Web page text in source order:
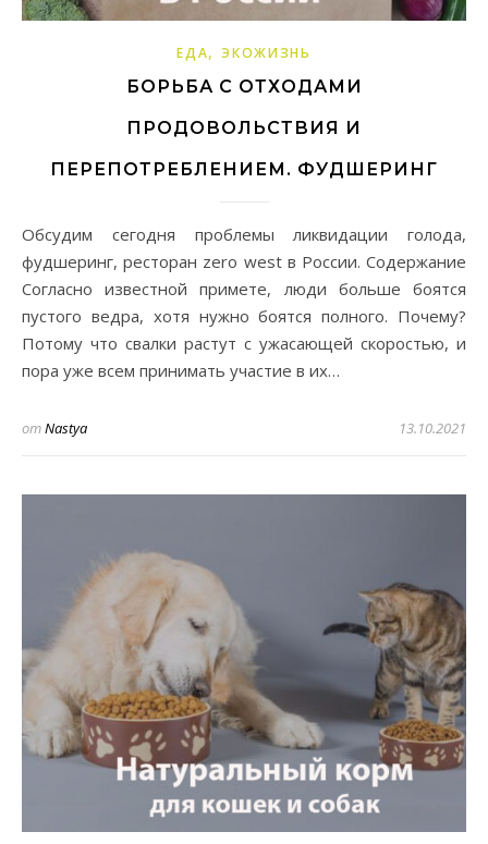
ЕДА,ЭКОЖИЗНЬ
БОРЬБА С ОТХОДАМИ
ПРОДОВОЛЬСТВИЯ И
ПЕРЕПОТРЕБЛЕНИЕМ. ФУДШЕРИНГ
Обсудим сегодня проблемы ликвидации голода,
фудшеринг, ресторан zero west в России. Содержание
Согласно известной примете, люди больше боятся
пустого ведра, хотя нужно боятся полного. Почему?
Потому что свалки растут с ужасающей скоростью, и
пора уже всем принимать участие в их…
отNastya 13.10.2021